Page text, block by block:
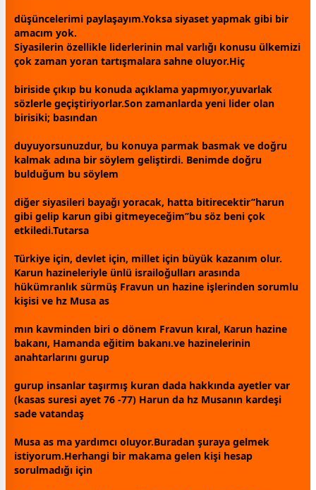
düşüncelerimi paylaşayım.Yoksa siyaset yapmak gibi bir
amacım yok.
Siyasilerin özellikle liderlerinin mal varlığı konusu ülkemizi
çok zaman yoran tartışmalara sahne oluyor.Hiç
biriside çıkıp bu konuda açıklama yapmıyor,yuvarlak
sözlerle geçiştiriyorlar.Son zamanlarda yeni lider olan
birisiki; basından
duyuyorsunuzdur, bu konuya parmak basmak ve doğru
kalmak adına bir söylem geliştirdi. Benimde doğru
bulduğum bu söylem
diğer siyasileri bayağı yoracak, hatta bitirecektir’’harun
gibi gelip karun gibi gitmeyeceğim’’bu söz beni çok
etkiledi.Tutarsa
Türkiye için, devlet için, millet için büyük kazanım olur.
Karun hazineleriyle ünlü israiloğulları arasında
hükümranlık sürmüş Fravun un hazine işlerinden sorumlu
kişisi ve hz Musa as
mın kavminden biri o dönem Fravun kıral, Karun hazine
bakanı, Hamanda eğitim bakanı.ve hazinelerinin
anahtarlarını gurup
gurup insanlar taşırmış kuran dada hakkında ayetler var
(kasas suresi ayet 76 -77) Harun da hz Musanın kardeşi
sade vatandaş
Musa as ma yardımcı oluyor.Buradan şuraya gelmek
istiyorum.Herhangi bir makama gelen kişi hesap
sorulmadığı için